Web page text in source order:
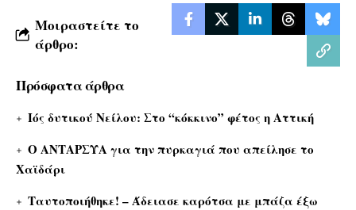
Μοιραστείτε το
άρθρο:
Πρόσφατα άρθρα
Ιός δυτικού Νείλου: Στο “κόκκινο” φέτος η Αττική
Ο ΑΝΤΑΡΣΥΑ για την πυρκαγιά που απείλησε το
Χαϊδάρι
Ταυτοποιήθηκε! – Άδειασε καρότσα με μπάζα έξω